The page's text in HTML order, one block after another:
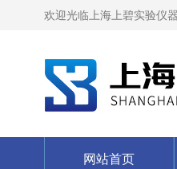
欢迎光临上海上碧实验仪
网站首页